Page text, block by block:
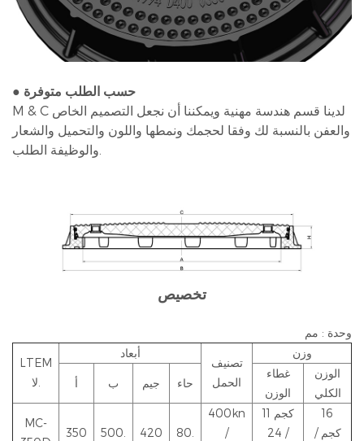
● حسب الطلب متوفرة
M & C لدينا قسم هندسة مهنية ويمكننا أن نجعل التصميم الخاص
والعفن بالنسبة لك وفقا لحجمك ونمطها واللون والتحميل والشعار
تخصيص
وحدة : مم
LTEM
أبعاد
تصنيف
الحمل
وزن
أ ب جيم حاء
غطاء
الوزن
الوزن
الكلي
MC-
350 500. 420 80.
400kn
/
11 كجم
/ 24
16
كجم /